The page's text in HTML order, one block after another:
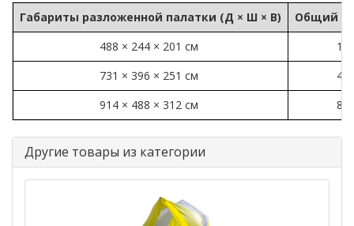
Габариты разложенной палатки (Д × Ш × В)
Общий
488 × 244 × 201 см
731 × 396 × 251 см
914 × 488 × 312 см
Другие товары из категории